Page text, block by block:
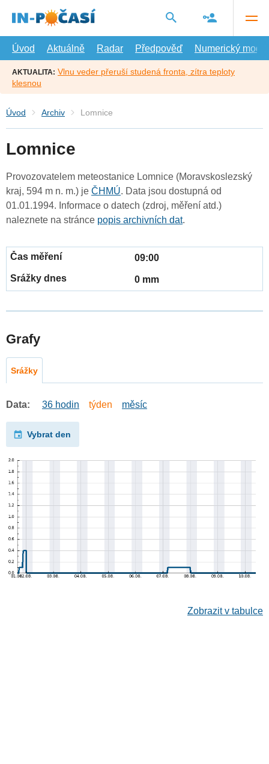
hlavní
Úvod
Aktuálně Radar Předpověď Numerický model
AKTUALITA: Vlnu veder přeruší studená fronta, zítra teploty
klesnou
Úvod Archiv Lomnice
Lomnice
Provozovatelem meteostanice Lomnice (Moravskoslezský
kraj, 594 m n. m.) je ČHMÚ. Data jsou dostupná od
01.01.1994. Informace o datech (zdroj, měření atd.)
naleznete na stránce popis archivních dat.
09:00
0 mm
Grafy
Srážky
Data: 36 hodin týden měsíc
Vybrat den
Zobrazit v tabulce